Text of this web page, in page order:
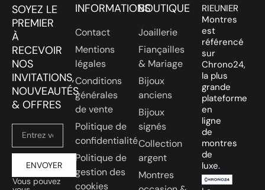
SOYEZ LE
PREMIER
À
RECEVOIR
NOS
INVITATIONS,
NOUVEAUTÉS
& OFFRES
ENVOYER
Vous pouvez
INFORMATIONS
Contact
Mentions
légales
Conditions
générales
de vente
Politique de
confidentialité
Politique de
gestion des
cookies
BOUTIQUE
Joaillerie
Fiançailles
& Mariage
Bijoux
anciens
Bijoux
signés
Collection
argent
Montres
RIEUNIER
Montres
est
référencé
sur
Chrono24,
la plus
grande
plateforme
en
ligne
de
montres
de
luxe.